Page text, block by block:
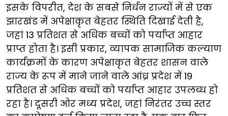
इसके विपरीत, देश के सबसे निर्धन राज्यों में से एक
झारखंड में अपेक्षाकृत बेहतर स्थिति दिखाई देती है,
जहां 13 प्रतिशत से अधिक बच्चों को पर्याप्त आहार
प्राप्त होता है। इसी प्रकार, व्यापक सामाजिक कल्याण
कार्यक्रमों के कारण अपेक्षाकृत बेहतर शासन वाले
राज्य के रूप में माने जाने वाले आंध्र प्रदेश में 19
प्रतिशत से अधिक बच्चों को पर्याप्त आहार उपलब्ध हो
रहा है। दूसरी ओर मध्य प्रदेश, जहां निरंतर उच्च स्तर